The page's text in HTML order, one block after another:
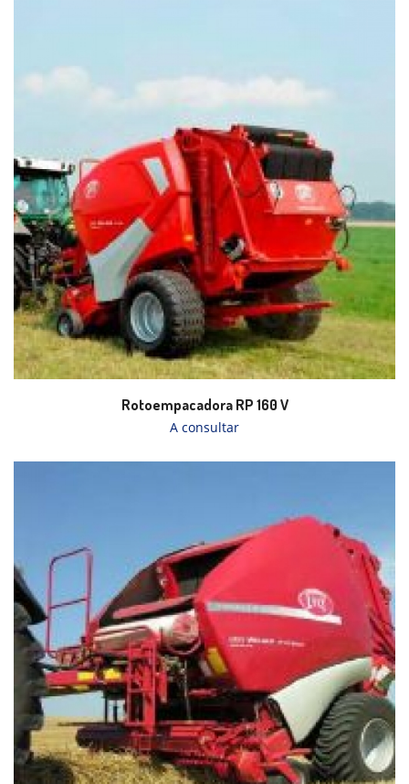
Rotoempacadora RP 160 V
A consultar